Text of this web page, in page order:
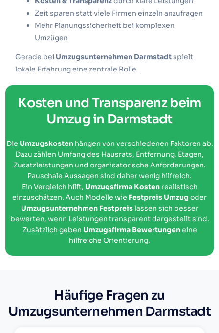
Zeit sparen statt viele Firmen einzeln anzufragen
Mehr Planungssicherheit bei komplexen
Umzügen
Gerade bei Umzugsunternehmen Darmstadtspielt
lokale Erfahrung eine zentrale Rolle.
Kosten und Transparenz beim
Umzug in Darmstadt
Die Umzugskostenhängen von verschiedenen Faktoren ab.
Dazu zählen Umfang des Hausrats, Entfernung, Etagen,
Zusatzleistungen und organisatorische Anforderungen.
Pauschale Aussagen sind daher wenig hilfreich.
Ein Vergleich hilft, Umzugsfirma Kostenrealistisch
einzuschätzen. Auch Modelle wie Festpreis Umzug oder
Umzugsunternehmen Festpreislassen sich besser
bewerten, wenn Leistungen transparent dargestellt sind.
Zusätzlich geben Umzugsfirma Bewertungeneine
hilfreiche Orientierung.
Häufige Fragen zu
Umzugsunternehmen Darmstadt